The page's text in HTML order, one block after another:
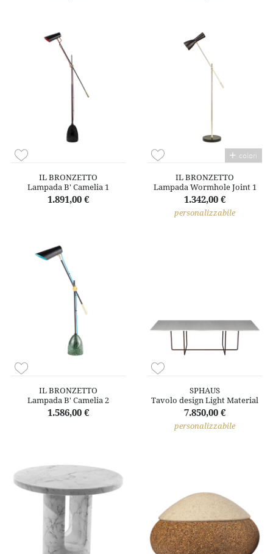
IL BRONZETTO
Lampada B' Camelia 1
1.891,00 €
colori
IL BRONZETTO
Lampada Wormhole Joint 1
1.342,00 €
personalizzabile
IL BRONZETTO
Lampada B' Camelia 2
1.586,00 €
SPHAUS
Tavolo design Light Material
7.850,00 €
personalizzabile